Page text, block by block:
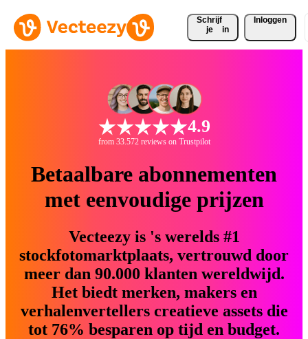
Schrijf
je
in
Inloggen
4.9
from 33.572 reviews on Trustpilot
Betaalbare abonnementen
met eenvoudige prijzen
Vecteezy is 's werelds #1
stockfotomarktplaats, vertrouwd door
meer dan 90.000 klanten wereldwijd.
Het biedt merken, makers en
verhalenvertellers creatieve assets die
tot 76% besparen op tijd en budget.